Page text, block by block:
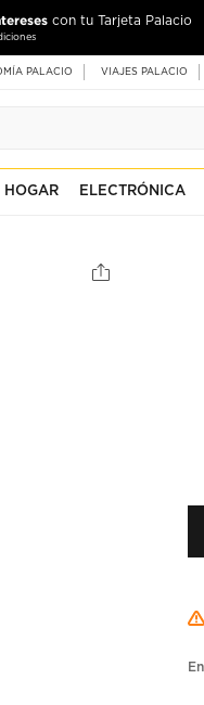
con tu Tarjeta Palacio
PALACIO VIAJES PALACIO
HOGAR ELECTRÓNICA